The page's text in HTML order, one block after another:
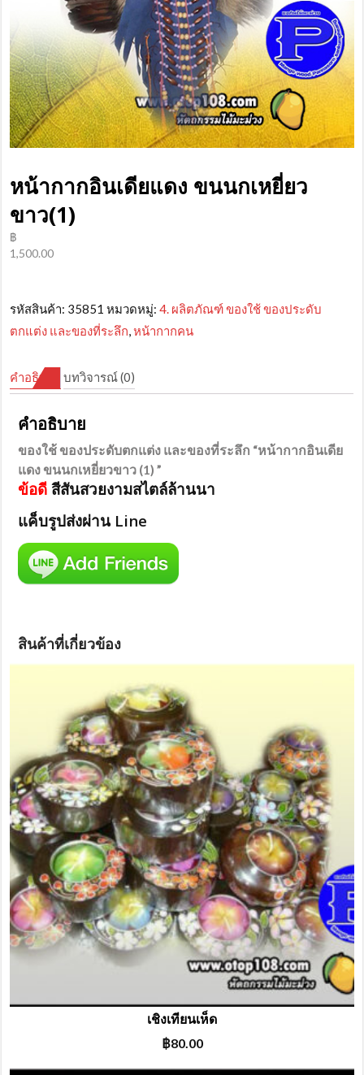
หน้ากากอินเดียแดง ขนนกเหยี่ยว
ขาว(1)
฿
1,500.00
รหัสสินค้า: 35851 หมวดหมู่:4. ผลิตภัณฑ์ ของใช้ ของประดับ
ตกแต่ง และของที่ระลึก,หน้ากากคน
คำอธิบาย บทวิจารณ์ (0)
คำอธิบาย
ของใช้ ของประดับตกแต่ง และของที่ระลึก “หน้ากากอินเดีย
แดง ขนนกเหยี่ยวขาว (1) ”
ข้อดี สีสันสวยงามสไตล์ล้านนา
แค็บรูปส่งผ่าน Line
สินค้าที่เกี่ยวข้อง
เชิงเทียนเห็ด
฿80.00